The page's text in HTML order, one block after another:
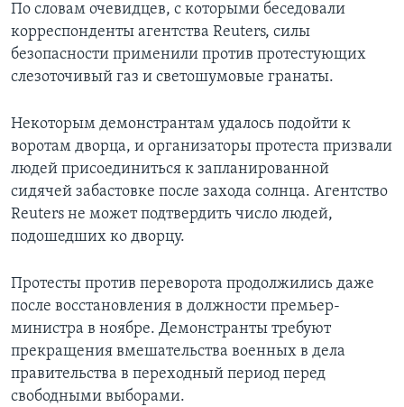
По словам очевидцев, с которыми беседовали
корреспонденты агентства Reuters, силы
безопасности применили против протестующих
слезоточивый газ и светошумовые гранаты.
Некоторым демонстрантам удалось подойти к
воротам дворца, и организаторы протеста призвали
людей присоединиться к запланированной
сидячей забастовке после захода солнца. Агентство
Reuters не может подтвердить число людей,
подошедших ко дворцу.
Протесты против переворота продолжились даже
после восстановления в должности премьер-
министра в ноябре. Демонстранты требуют
прекращения вмешательства военных в дела
правительства в переходный период перед
свободными выборами.